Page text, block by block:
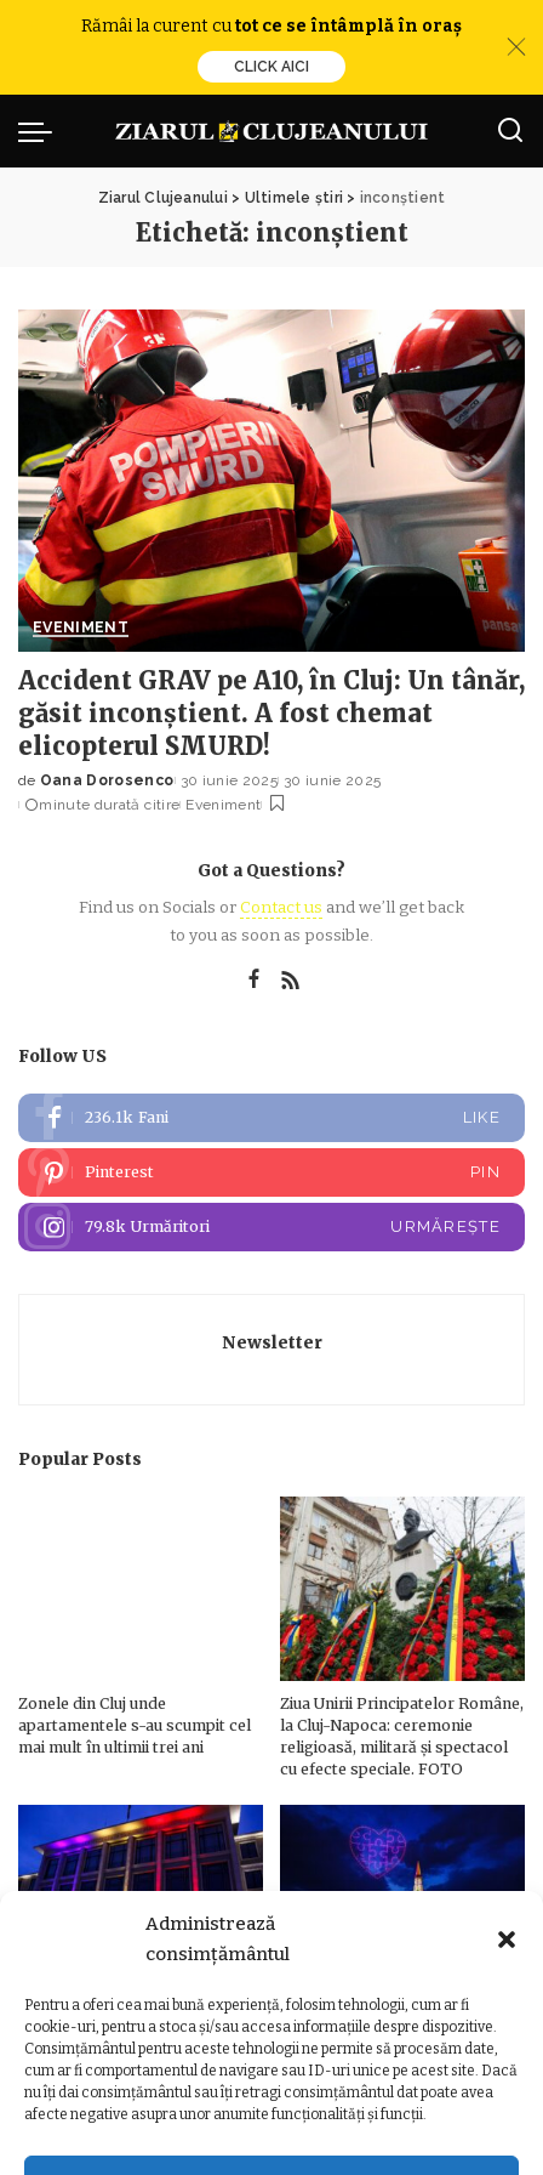
Administrează
consimțământul
Pentru a oferi cea mai bună experiență, folosim tehnologii, cum ar fi
cookie-uri, pentru a stoca și/sau accesa informațiile despre dispozitive.
Consimțământul pentru aceste tehnologii ne permite să procesăm date,
cum ar fi comportamentul de navigare sau ID-uri unice pe acest site. Dacă
nu îți dai consimțământul sau îți retragi consimțământul dat poate avea
afecte negative asupra unor anumite funcționalități și funcții.
Rămâi la curent cutot ce se întâmplă în oraș
CLICK AICI
Ziarul Clujeanului > Ultimele știri > inconștient
Etichetă: inconștient
EVENIMENT
Accident GRAV pe A10, în Cluj: Un tânăr,
găsit inconștient. A fost chemat
elicopterul SMURD!
Posted
by
de Oana Dorosenco 30 iunie 2025 30 iunie 2025
minute durată citire Eveniment
Got a Questions?
Find us on Socials orContact us and we’ll get back
to you as soon as possible.
Follow US
236.1k Fani LIKE
Pinterest PIN
79.8k Urmăritori URMĂREȘTE
Newsletter
Popular Posts
Zonele din Cluj unde
apartamentele s-au scumpit cel
mai mult în ultimii trei ani
Ziua Unirii Principatelor Române,
la Cluj-Napoca: ceremonie
religioasă, militară și spectacol
cu efecte speciale. FOTO
Ziua Unirii Principatelor Române
– Clădiri și poduri din Cluj,
iluminate în culorile drapelului
Ziua Unirii la Cluj-Napoca.
Programul complet al
evenimentelor